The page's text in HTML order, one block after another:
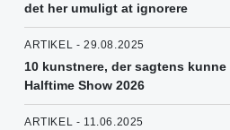
det her umuligt at ignorere
ARTIKEL - 29.08.2025
10 kunstnere, der sagtens
Halftime Show 2026
ARTIKEL - 11.06.2025